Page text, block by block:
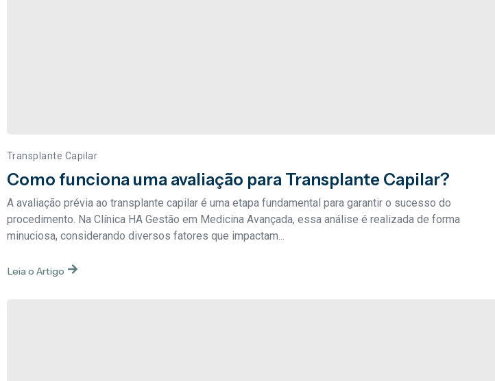
Transplante Capilar
Como funciona uma avaliação para Transplante Capilar?
A avaliação prévia ao transplante capilar é uma etapa fundamental para garantir o sucesso do
procedimento. Na Clínica HA Gestão em Medicina Avançada, essa análise é realizada de forma
minuciosa, considerando diversos fatores que impactam...
Leia o Artigo